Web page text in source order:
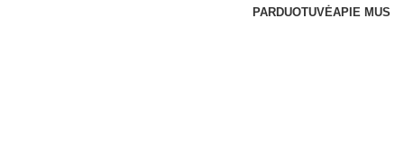
PARDUOTUVĖAPIE MUS